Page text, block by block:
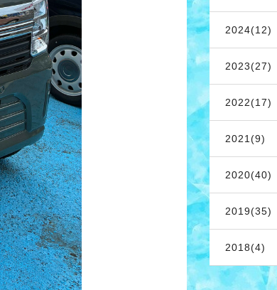
2024(12)
2023(27)
2022(17)
2021(9)
2020(40)
2019(35)
2018(4)